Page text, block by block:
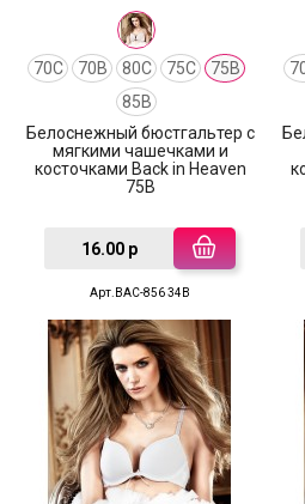
70C 70B 80C 75C
75B
85B
Белоснежный бюстгальтер с
мягкими чашечками и
косточками Back in Heaven
75B
16.00 р
Арт.BAC-856 34B